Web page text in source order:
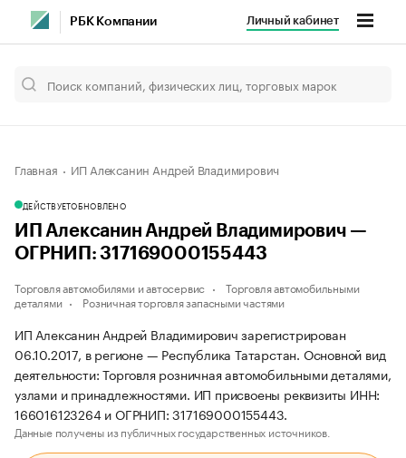
РБК Компании Личный кабинет
Главная ИП Алексанин Андрей Владимирович
ДЕЙСТВУЕТОБНОВЛЕНО
ИП Алексанин Андрей Владимирович —
ОГРНИП: 317169000155443
Торговля автомобилями и автосервис
Торговля автомобильными
деталями
Розничная торговля запасными частями
ИП Алексанин Андрей Владимирович зарегистрирован
06.10.2017, в регионе — Республика Татарстан. Основной вид
деятельности: Торговля розничная автомобильными деталями,
узлами и принадлежностями. ИП присвоены реквизиты ИНН:
166016123264 и ОГРНИП: 317169000155443.
Данные получены из публичных государственных источников.